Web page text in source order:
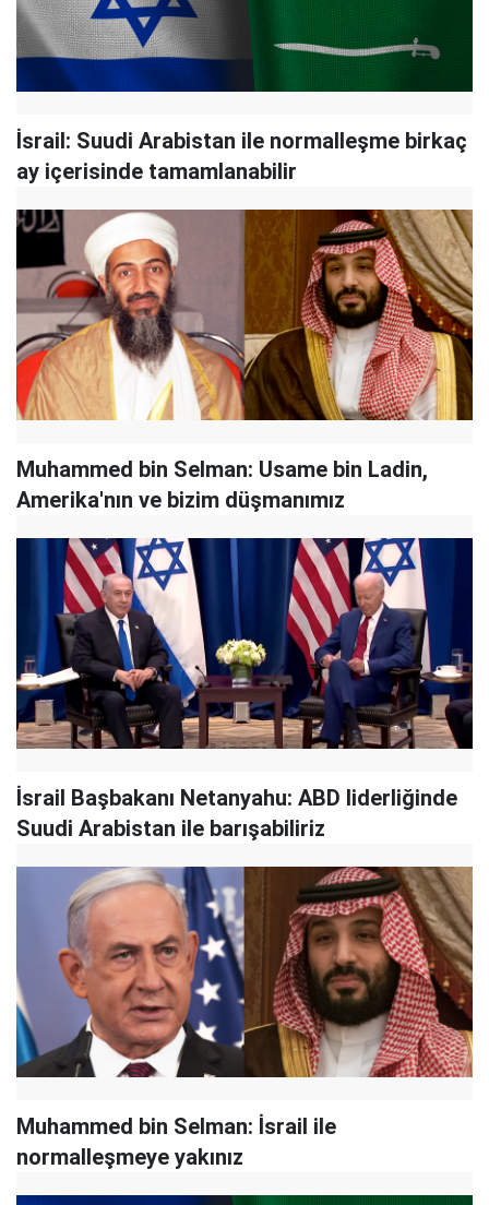
İsrail: Suudi Arabistan ile normalleşme birkaç
ay içerisinde tamamlanabilir
Muhammed bin Selman: Usame bin Ladin,
Amerika'nın ve bizim düşmanımız
İsrail Başbakanı Netanyahu: ABD liderliğinde
Suudi Arabistan ile barışabiliriz
Muhammed bin Selman: İsrail ile
normalleşmeye yakınız